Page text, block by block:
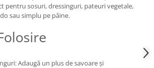
pentru sosuri, dressinguri, pateuri vegetale,
sau simplu pe pâine.
Adaugă un plus de savoare și